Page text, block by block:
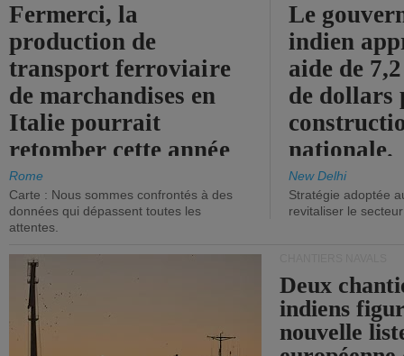
Fermerci, la
production de
transport ferroviaire
de marchandises en
Italie pourrait
retomber cette année
aux niveaux de 2015.
Rome
Carte : Nous sommes confrontés à des
données qui dépassent toutes les
attentes.
Le
indien
aide de
de dollars
nationale.
New Delhi
Stratégie adoptée
revitaliser le secteur
Deux
indiens
nouvelle